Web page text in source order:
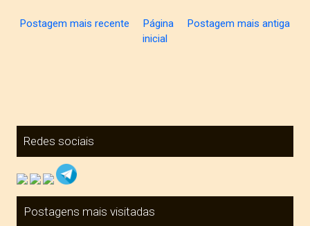
Postagem mais recente Postagem mais antiga
Página
inicial
Redes sociais
Postagens mais visitadas